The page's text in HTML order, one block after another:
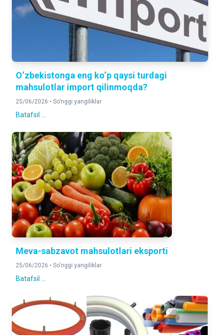
O‘zbekistonga eng ko‘p qaysi turdagi
mahsulotlar import qilinmoqda?
25/06/2026 • So'nggi yangiliklar
Batafsil ...
Meva-sabzavot mahsulotlari eksporti
25/06/2026 • So'nggi yangiliklar
Batafsil ...